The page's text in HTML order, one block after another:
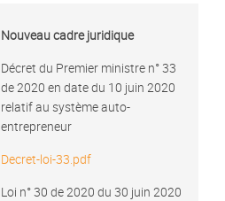
Nouveau cadre juridique
Décret du Premier ministre n° 33
de 2020 en date du 10 juin 2020
relatif au système auto-
entrepreneur
Decret-loi-33.pdf
Loi n° 30 de 2020 du 30 juin 2020